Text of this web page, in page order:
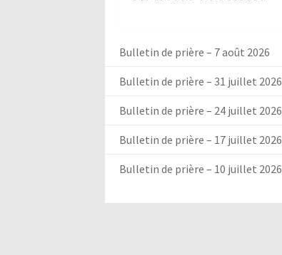
Bulletin de prière – 7 août 2026
Bulletin de prière – 31 juillet 2026
Bulletin de prière – 24 juillet 2026
Bulletin de prière – 17 juillet 2026
Bulletin de prière – 10 juillet 2026